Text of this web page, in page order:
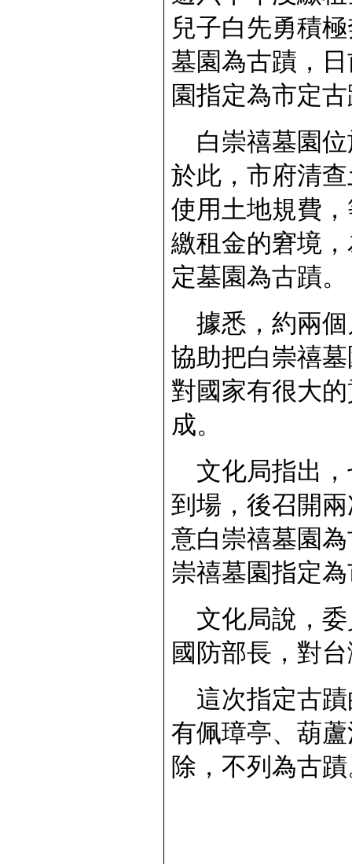
兒子白先勇積
墓園為古蹟，
園指定為市定
白崇禧墓園位
於此，市府清
使用土地規費
繳租金的窘境
定墓園為古蹟。
據悉，約兩個
協助把白崇禧
對國家有很大
成。
文化局指出，
到場，後召開
意白崇禧墓園
崇禧墓園指定
文化局說，委
國防部長，對
這次指定古蹟
有佩璋亭、葫
除，不列為古